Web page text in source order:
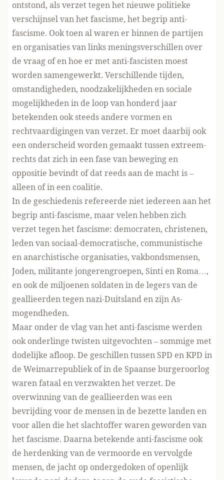
ontstond, als verzet tegen het nieuwe politieke
verschijnsel van het fascisme, het begrip anti-
fascisme. Ook toen al waren er binnen de partijen
en organisaties van links meningsverschillen over
de vraag of en hoe er met anti-fascisten moest
worden samengewerkt. Verschillende tijden,
omstandigheden, noodzakelijkheden en sociale
mogelijkheden in de loop van honderd jaar
betekenden ook steeds andere vormen en
rechtvaardigingen van verzet. Er moet daarbij ook
een onderscheid worden gemaakt tussen extreem-
rechts dat zich in een fase van beweging en
oppositie bevindt of dat reeds aan de macht is –
alleen of in een coalitie.
In de geschiedenis refereerde niet iedereen aan het
begrip anti-fascisme, maar velen hebben zich
verzet tegen het fascisme: democraten, christenen,
leden van sociaal-democratische, communistische
en anarchistische organisaties, vakbondsmensen,
Joden, militante jongerengroepen, Sinti en Roma…,
en ook de miljoenen soldaten in de legers van de
geallieerden tegen nazi-Duitsland en zijn As-
mogendheden.
Maar onder de vlag van het anti-fascisme werden
ook onderlinge twisten uitgevochten – sommige met
dodelijke afloop. De geschillen tussen SPD en KPD in
de Weimarrepubliek of in de Spaanse burgeroorlog
waren fataal en verzwakten het verzet. De
overwinning van de geallieerden was een
bevrijding voor de mensen in de bezette landen en
voor allen die het slachtoffer waren geworden van
het fascisme. Daarna betekende anti-fascisme ook
de herdenking van de vermoorde en vervolgde
mensen, de jacht op ondergedoken of openlijk